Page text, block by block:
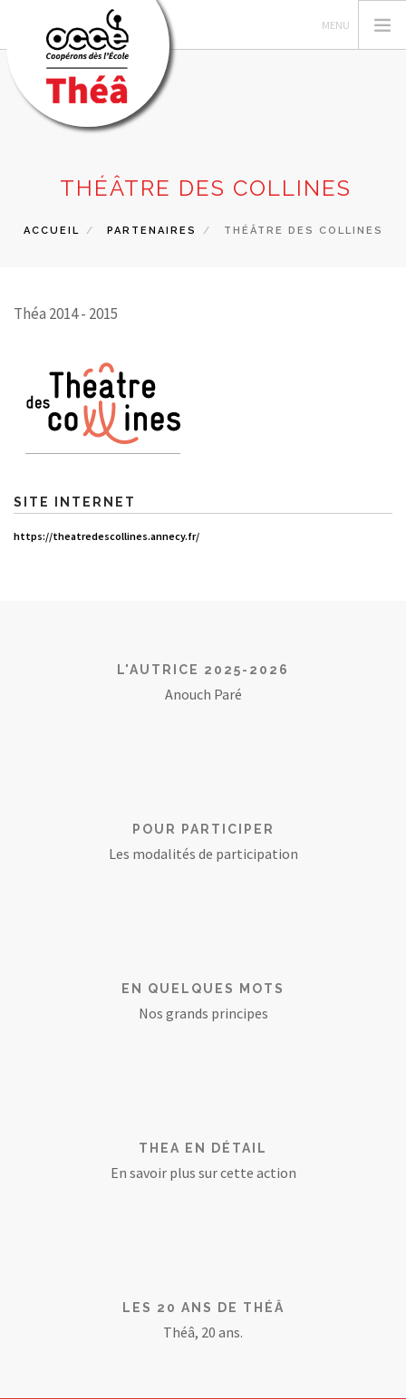
RECHERCHER
CONTACT
THÉÂTRE DES COLLINES
ACCUEIL PARTENAIRES THÉÂTRE DES COLLINES
Théa 2014 - 2015
SITE INTERNET
https://theatredescollines.annecy.fr/
L'AUTRICE 2025-2026
Anouch Paré
POUR PARTICIPER
Les modalités de participation
EN QUELQUES MOTS
Nos grands principes
THEA EN DÉTAIL
En savoir plus sur cette action
LES 20 ANS DE THÉÂ
Théâ, 20 ans.